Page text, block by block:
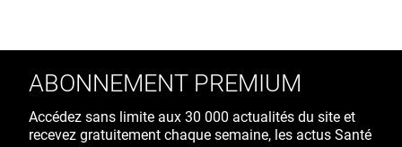
ABONNEMENT PREMIUM
Accédez sans limite aux 30 000 actualités du site et
recevez gratuitement chaque semaine, les actus Santé